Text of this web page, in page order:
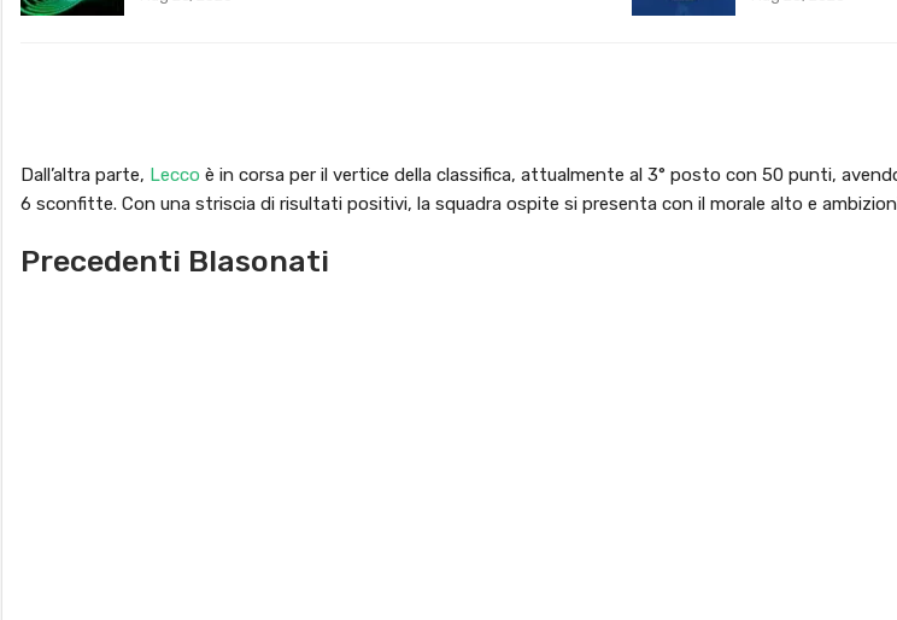
Dall’altra parte, Lecco è in corsa per il vertice della classifica, attualmente al 3° posto con 50 punti,
6 sconfitte. Con una striscia di risultati positivi, la squadra ospite si presenta con il morale alto e
Precedenti Blasonati